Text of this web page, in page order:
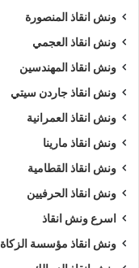
ونش انقاذ المنصورة
ونش انقاذ العجمي
ونش انقاذ المهندسين
ونش انقاذ جاردن سيتي
ونش انقاذ العمرانية
ونش انقاذ مارينا
ونش انقاذ القطامية
ونش انقاذ الحرفيين
اسرع ونش انقاذ
ونش انقاذ مؤسسة الزكاة